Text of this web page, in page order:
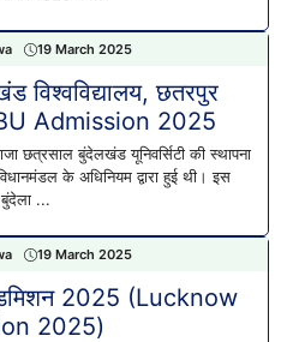
19 March 2025
विश्वविद्यालय, छतरपुर
Admission 2025
छत्रसाल बुंदेलखंड यूनिवर्सिटी की स्थापना
के अधिनियम द्वारा हुई थी। इस
बुंदेला ...
19 March 2025
2025 (Lucknow
2025)